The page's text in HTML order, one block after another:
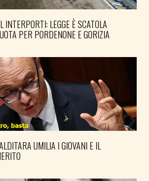
INTERPORTI: LEGGE È SCATOLA
PER PORDENONE E GORIZIA
UMILIA I GIOVANI E IL